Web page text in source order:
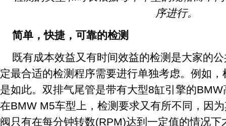
序进行。
简单，快捷，可靠的检测
既有成本效益又有时间效益的检测是大家的
定最合适的检测程序需要进行单独考虑。例如
是如此。双排气尾管是带有大型8缸引擎的
在BMW M5车型上，检测要求又有所不同，因
阀只有在每分钟转数(RPM)达到一定值的情况下